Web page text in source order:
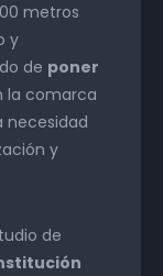
metros
y
de poner
la comarca
necesidad
y
de